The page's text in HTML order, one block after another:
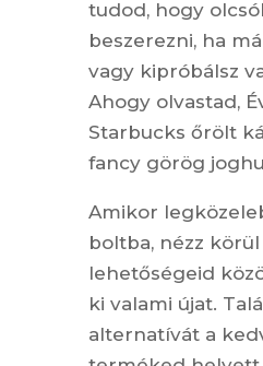
tudod, hogy
beszerezni, ha
vagy kipróbálsz
Ahogy olvastad,
Starbucks őrölt
fancy görög
Amikor
boltba, nézz körül
lehetőségeid
ki valami újat.
alternatívát a